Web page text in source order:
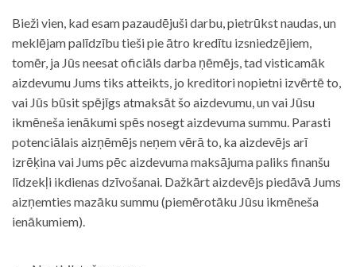
Bieži vien, kad esam pazaudējuši darbu, pietrūkst naudas, un
meklējam palīdzību tieši pie ātro kredītu izsniedzējiem,
tomēr, ja Jūs neesat oficiāls darba ņēmējs, tad visticamāk
aizdevumu Jums tiks atteikts, jo kreditori nopietni izvērtē to,
vai Jūs būsit spējīgs atmaksāt šo aizdevumu, un vai Jūsu
ikmēneša ienākumi spēs nosegt aizdevuma summu. Parasti
potenciālais aizņēmējs neņem vērā to, ka aizdevējs arī
izrēķina vai Jums pēc aizdevuma maksājuma paliks finanšu
līdzekļi ikdienas dzīvošanai. Dažkārt aizdevējs piedāvā Jums
aizņemties mazāku summu (piemērotāku Jūsu ikmēneša
ienākumiem).